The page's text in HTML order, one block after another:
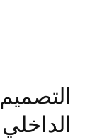
التصميم
الداخلي